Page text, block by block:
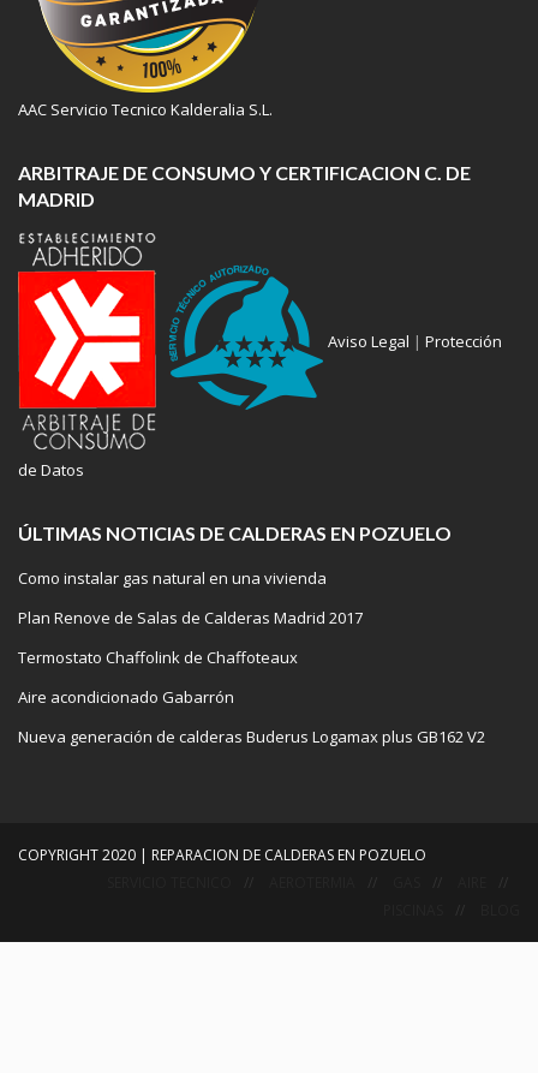
AAC Servicio Tecnico Kalderalia S.L.
ARBITRAJE DE CONSUMO Y CERTIFICACION C. DE
MADRID
Aviso Legal | Protección
de Datos
ÚLTIMAS NOTICIAS DE CALDERAS EN POZUELO
Como instalar gas natural en una vivienda
Plan Renove de Salas de Calderas Madrid 2017
Termostato Chaffolink de Chaffoteaux
Aire acondicionado Gabarrón
Nueva generación de calderas Buderus Logamax plus GB162 V2
COPYRIGHT 2020 | REPARACION DE CALDERAS EN POZUELO